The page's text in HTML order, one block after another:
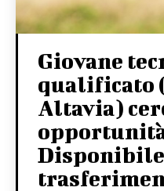
Giovane
qualificato
Altavia)